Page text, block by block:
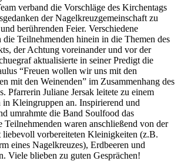
verband die Vorschläge des Kirchentags
der Nagelkreuzgemeinschaft zu
berührenden Feier. Verschiedene
die Teilnehmenden hinein in die Themen des
der Achtung voreinander und vor der
aktualisierte in seiner Predigt die
“Freuen wollen wir uns mit den
mit den Weinenden” im Zusammenhang des
Pfarrerin Juliane Jersak leitete zu einem
in Kleingruppen an. Inspirierend und
umrahmte die Band Soulfood das
Teilnehmenden waren anschließend von der
liebevoll vorbereiteten Kleinigkeiten (z.B.
eines Nagelkreuzes), Erdbeeren und
Viele blieben zu guten Gesprächen!